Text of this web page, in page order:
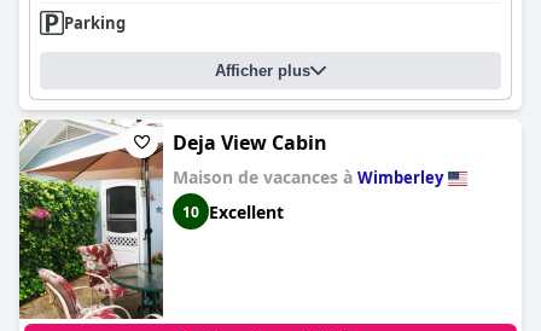
Parking
Afficher plus
Deja View Cabin
Maison de vacances à Wimberley
10 Excellent